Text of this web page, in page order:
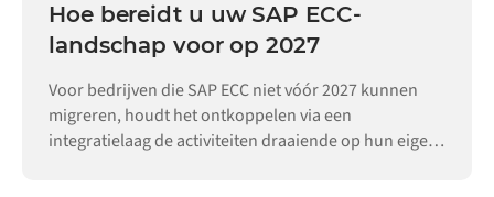
Hoe bereidt u uw SAP ECC-
landschap voor op 2027
Voor bedrijven die SAP ECC niet vóór 2027 kunnen
migreren, houdt het ontkoppelen via een
integratielaag de activiteiten draaiende op hun eigen